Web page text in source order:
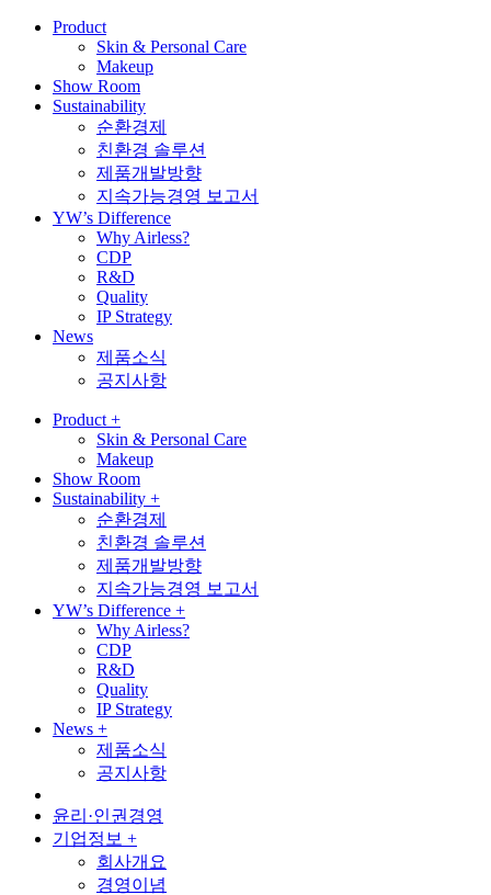
Product
Skin & Personal Care
Makeup
Show Room
Sustainability
순환경제
친환경 솔루션
제품개발방향
지속가능경영 보고서
YW’s Difference
Why Airless?
CDP
R&D
Quality
IP Strategy
News
제품소식
공지사항
Product +
Skin & Personal Care
Makeup
Show Room
Sustainability +
순환경제
친환경 솔루션
제품개발방향
지속가능경영 보고서
YW’s Difference +
Why Airless?
CDP
R&D
Quality
IP Strategy
News +
제품소식
공지사항
윤리·인권경영
기업정보 +
회사개요
경영이념